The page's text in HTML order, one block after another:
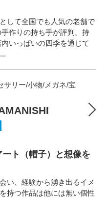
して全国でも人気の老舗で
作りの持ち手が評判。持
いっぱいの四季を通じて
サリー/小物/メガネ/宝
ト（帽子）と想像を
い、経験から湧き出るイメ
持つ作品は他には無い個性